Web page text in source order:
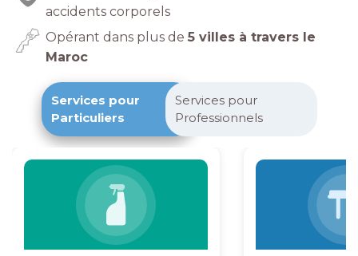
accidents corporels
Opérant dans plus de 5 villes à travers le
Maroc
Services pour
Particuliers
Services pour
Professionnels